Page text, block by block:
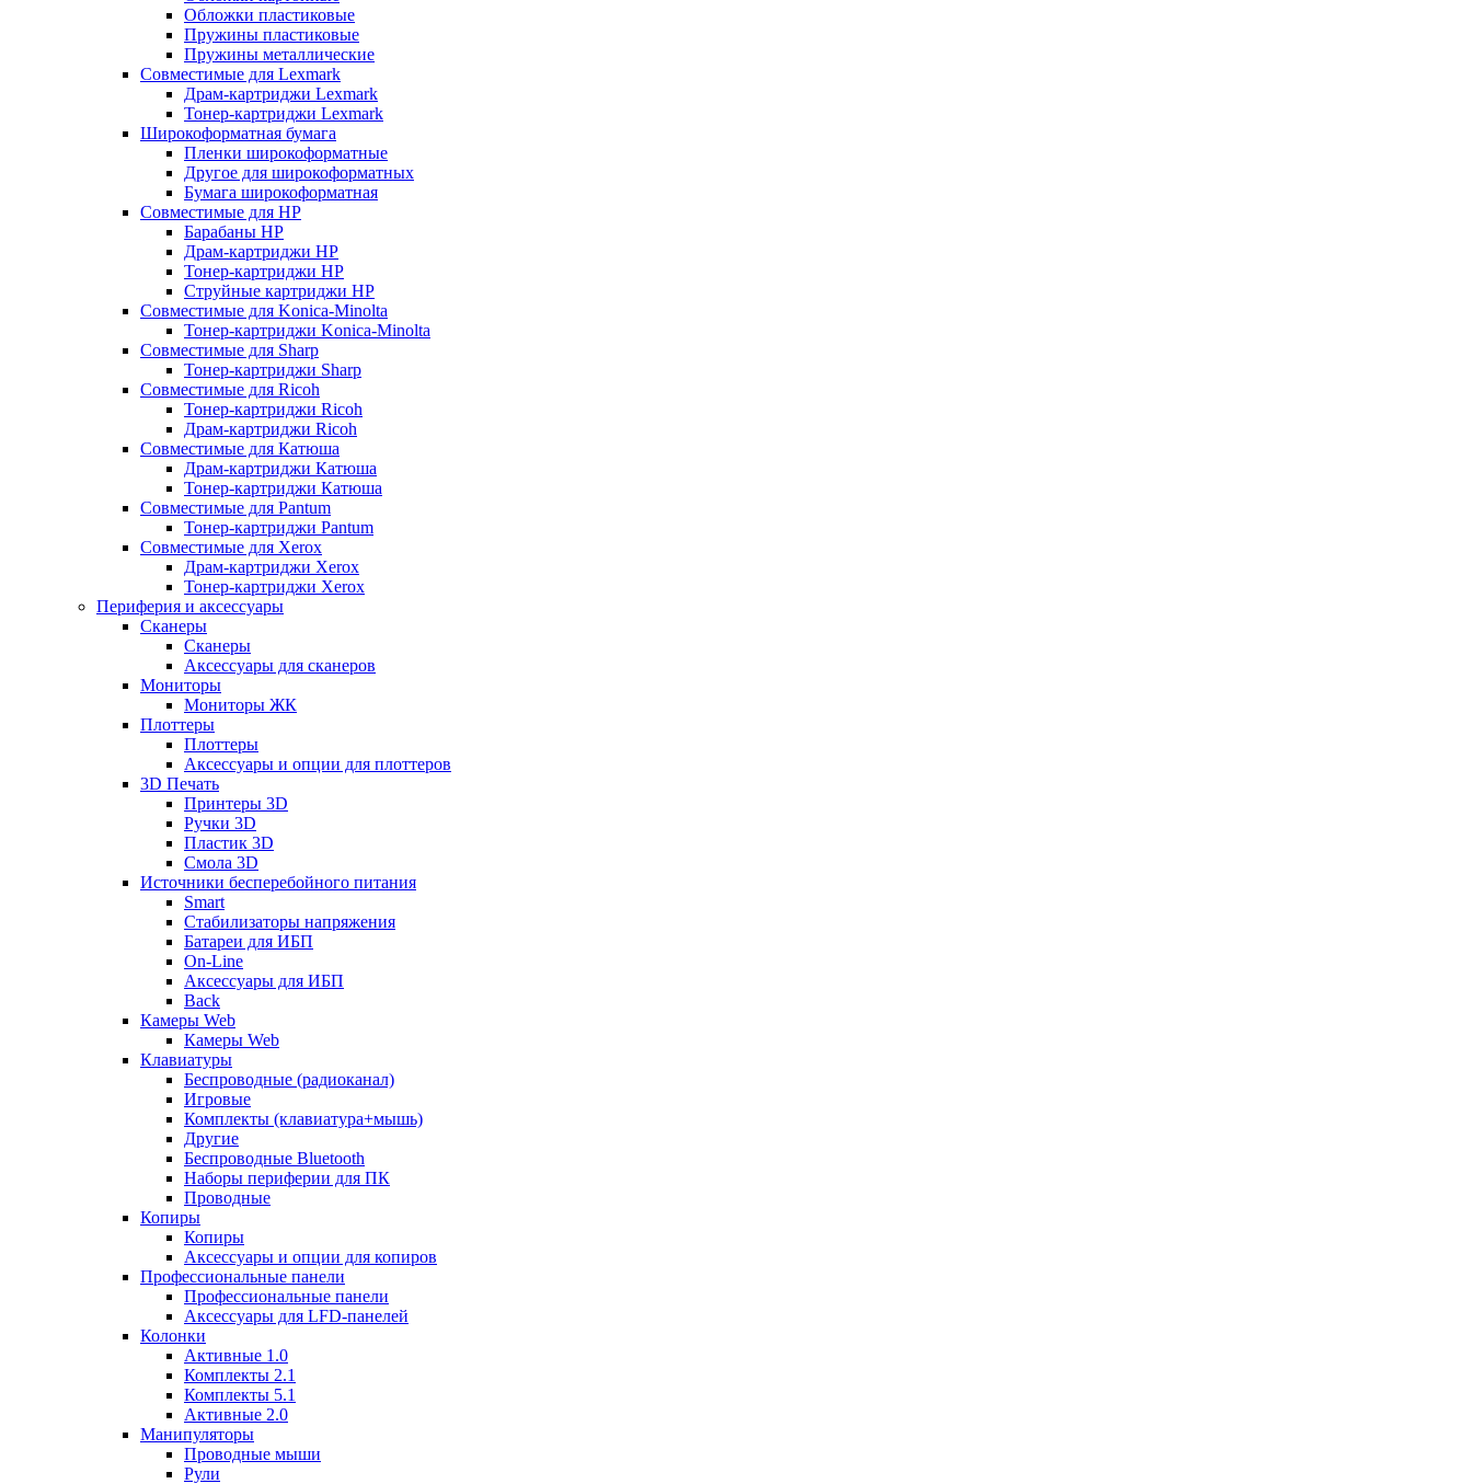
Обложки пластиковые
Пружины пластиковые
Пружины металлические
Совместимые для Lexmark
Драм-картриджи Lexmark
Тонер-картриджи Lexmark
Широкоформатная бумага
Пленки широкоформатные
Другое для широкоформатных
Бумага широкоформатная
Совместимые для HP
Барабаны HP
Драм-картриджи HP
Тонер-картриджи HP
Струйные картриджи HP
Совместимые для Konica-Minolta
Тонер-картриджи Konica-Minolta
Совместимые для Sharp
Тонер-картриджи Sharp
Совместимые для Ricoh
Тонер-картриджи Ricoh
Драм-картриджи Ricoh
Совместимые для Катюша
Драм-картриджи Катюша
Тонер-картриджи Катюша
Совместимые для Pantum
Тонер-картриджи Pantum
Совместимые для Xerox
Драм-картриджи Xerox
Тонер-картриджи Xerox
Периферия и аксессуары
Сканеры
Сканеры
Аксессуары для сканеров
Мониторы
Мониторы ЖК
Плоттеры
Плоттеры
Аксессуары и опции для плоттеров
3D Печать
Принтеры 3D
Ручки 3D
Пластик 3D
Смола 3D
Источники бесперебойного питания
Smart
Стабилизаторы напряжения
Батареи для ИБП
On-Line
Аксессуары для ИБП
Back
Камеры Web
Камеры Web
Клавиатуры
Беспроводные (радиоканал)
Игровые
Комплекты (клавиатура+мышь)
Другие
Беспроводные Bluetooth
Наборы периферии для ПК
Проводные
Копиры
Копиры
Аксессуары и опции для копиров
Профессиональные панели
Профессиональные панели
Аксессуары для LFD-панелей
Колонки
Активные 1.0
Комплекты 2.1
Комплекты 5.1
Активные 2.0
Манипуляторы
Проводные мыши
Рули